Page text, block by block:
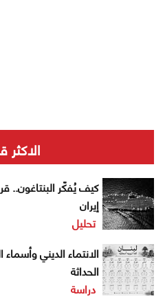
الاكثر
كيف يُفكّر البنتاغون..
إيران
تحليل
الانتماء الديني وأسماء
الحداثة
دراسة